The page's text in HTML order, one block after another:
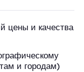
цены и качества
и городам)